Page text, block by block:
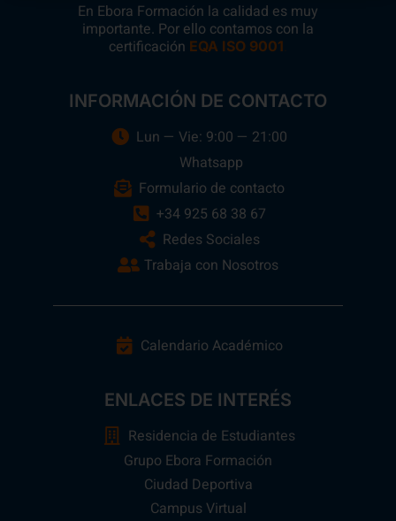
En Ebora Formación la calidad es muy
importante. Por ello contamos con la
certificación EQA ISO 9001
INFORMACIÓN DE CONTACTO
Lun — Vie: 9:00 — 21:00
Whatsapp
Formulario de contacto
+34 925 68 38 67
Redes Sociales
Trabaja con Nosotros
Calendario Académico
ENLACES DE INTERÉS
Residencia de Estudiantes
Grupo Ebora Formación
Ciudad Deportiva
Campus Virtual